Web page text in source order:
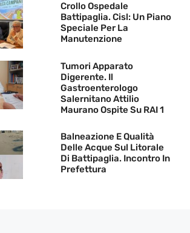
Crollo Ospedale
Battipaglia. Cisl: Un Piano
Speciale Per La
Manutenzione
Tumori Apparato
Digerente. Il
Gastroenterologo
Salernitano Attilio
Maurano Ospite Su RAI 1
Balneazione E Qualità
Delle Acque Sul Litorale
Di Battipaglia. Incontro In
Prefettura